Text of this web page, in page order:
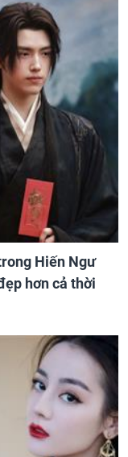
Hiến Ngư
hơn cả thời